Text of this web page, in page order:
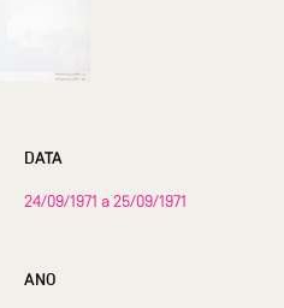
DATA
24/09/1971 a 25/09/1971
ANO